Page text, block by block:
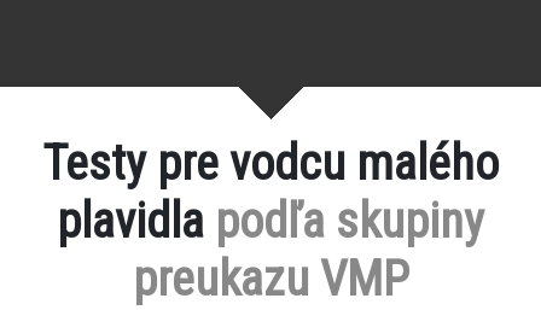
Testy pre vodcu malého
plavidla podľa skupiny
preukazu VMP